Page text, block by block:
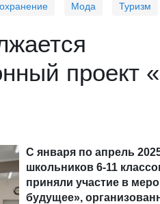
Мода Туризм
проект
С января по апрель
школьников 6-11
приняли участие в
будущее»,